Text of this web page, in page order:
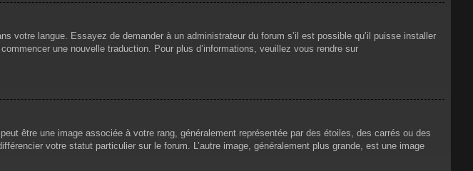
votre langue. Essayez de demander à un administrateur du forum s’il est possible qu’il puisse installer
une nouvelle traduction. Pour plus d’informations, veuillez vous rendre sur
être une image associée à votre rang, généralement représentée par des étoiles, des carrés ou des
votre statut particulier sur le forum. L’autre image, généralement plus grande, est une image